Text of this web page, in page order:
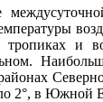
и
2°, в Южной